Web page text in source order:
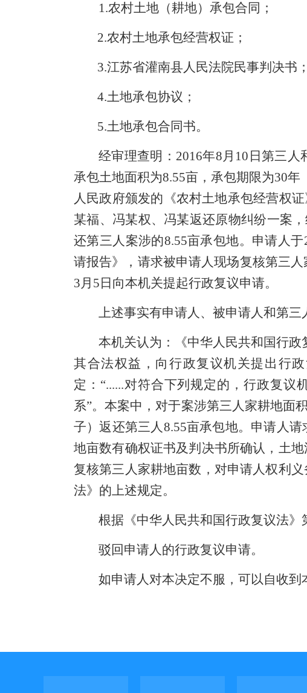
1.农村土地（耕地）承包合同；
2.农村土地承包经营权证；
3.江苏省灌南县人民法院民事判决书；
4.土地承包协议；
5.土地承包合同书。
经审理查明： 2016年8月10日第三
承包土地面积为8.55亩，承包期限为30年
人民政府颁发的《农村土地承包经营权
某福、冯某权、冯某返还原物纠纷一案
还第三人案涉的8.55亩承包地。申请人
请报告》，请求被申请人现场复核第三
3月5日向本机关提起行政复议申请。
上述事实有申请人、被申请人和第三
本机关认为：《中华人民共和国行政
其合法权益，向行政复议机关提出行
定：“......对符合下列规定的，行政复议
系”。本案中，对于案涉第三人家耕地面
子）返还第三人8.55亩承包地。 申请人请
地亩数有确权证书及判决书所确认，土
复核第三人家耕地亩数，对申请人权利
法》 的上述规定。
根据《中华人民共和国行政复议法》
驳回申请人的行政复议申请。
如申请人对本决定不服，可以自收到